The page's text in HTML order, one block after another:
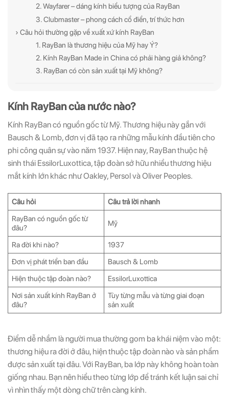
2. Wayfarer – dáng kính biểu tượng của RayBan
3. Clubmaster – phong cách cổ điển, trí thức hơn
› Câu hỏi thường gặp về xuất xứ kính RayBan
1. RayBan là thương hiệu của Mỹ hay Ý?
2. Kính RayBan Made in China có phải hàng giả không?
3. RayBan có còn sản xuất tại Mỹ không?
Kính RayBan của nước nào?
Kính RayBan có nguồn gốc từ Mỹ. Thương hiệu này gắn với
Bausch & Lomb, đơn vị đã tạo ra những mẫu kính đầu tiên cho
phi công quân sự vào năm 1937. Hiện nay, RayBan thuộc hệ
sinh thái EssilorLuxottica, tập đoàn sở hữu nhiều thương hiệu
mắt kính lớn khác như Oakley, Persol và Oliver Peoples.
Câu hỏi
Câu trả lời nhanh
RayBan có nguồn gốc từ
đâu?
Mỹ
Ra đời khi nào?
1937
Đơn vị phát triển ban đầu
Bausch & Lomb
Hiện thuộc tập đoàn nào?
EssilorLuxottica
Nơi sản xuất kính RayBan ở
đâu?
Tùy từng mẫu và từng giai đoạn
sản xuất
Điểm dễ nhầm là người mua thường gom ba khái niệm vào một:
thương hiệu ra đời ở đâu, hiện thuộc tập đoàn nào và sản phẩm
được sản xuất tại đâu. Với RayBan, ba lớp này không hoàn toàn
giống nhau. Bạn nên hiểu theo từng lớp để tránh kết luận sai chỉ
vì nhìn thấy một dòng chữ trên càng kính.
ĐĂNG KÝ
(Vui lòng check thư mục Promotion hoặc Spam nếu bạn không thấy email từ Hải
Triều)
ĐĂNG KÝ
(Vui lòng check thư mục Promotion hoặc Spam nếu bạn không thấy email từ Hải
Triều)